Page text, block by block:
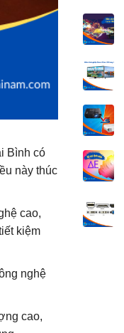
Bình có
này thúc
cao,
kiệm
nghệ
cao,